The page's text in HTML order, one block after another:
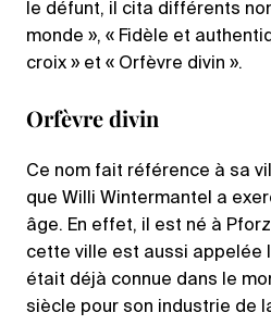
le défunt, il cita différents
monde », « Fidèle et
croix » et « Orfèvre divin ».
Orfèvre divin
Ce nom fait référence à sa
que Willi Wintermantel a
âge. En effet, il est né à
cette ville est aussi appelée
était déjà connue dans le
siècle pour son industrie de